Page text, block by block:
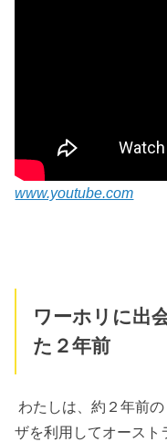
www.youtube.com
ワーホリに出
た２年前
わたしは、約２年前
ザを利用してオースト